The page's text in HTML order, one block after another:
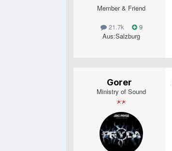
Member & Friend
21.7k
9
Aus:Salzburg
Gorer
Ministry of Sound